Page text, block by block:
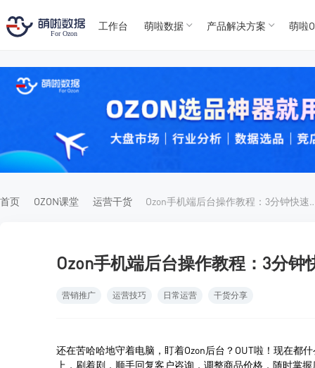
For
For
工作台 萌啦数据 产品解决方案 萌啦
首页 OZON课堂 运营干货 Ozon手机端后台
Ozon手机端后台操作教程：3分钟
营销推广 运营技巧 日常运营 干货分享